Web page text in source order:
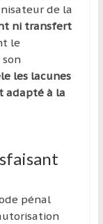
de la
ni transfert
le
les lacunes
adapté à la
pénal